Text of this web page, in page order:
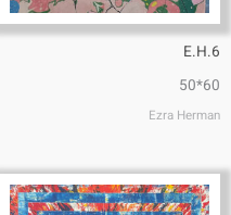
E.H.6
60*50
Ezra Herman